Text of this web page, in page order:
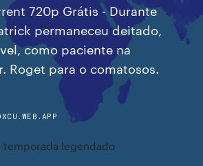
720p Grátis - Durante
permaneceu deitado,
como paciente na
Roget para o comatosos.
temporada legendado